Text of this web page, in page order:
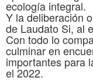
ecología integral.
Y la deliberación
de Laudato Si, al
Con todo lo
culminar en
importantes para
el 2022.